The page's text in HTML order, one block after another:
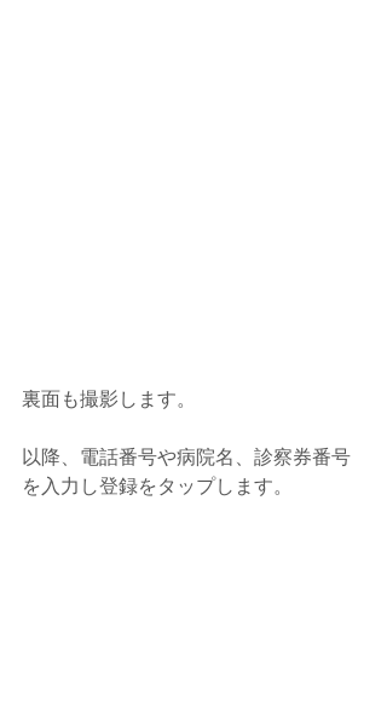
裏面も撮影します。
以降、電話番号や病院名、診察券番号
を入力し登録をタップします。